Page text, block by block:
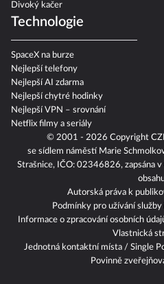
© 2001 - 2026 Copyright
se sídlem náměstí Marie
Strašnice, IČO: 02346826, zapsána
Autorská práva k
Podmínky pro užívání
Informace o zpracování osobních
Vlastnická
Jednotná kontaktní místa / Single
Povinně
Divoký kačer
Technologie
SpaceX na burze
Nejlepší telefony
Nejlepší AI zdarma
Nejlepší chytré hodinky
Nejlepší VPN – srovnání
Netflix filmy a seriály